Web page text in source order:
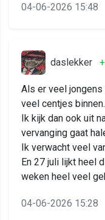
04-06-2026 15:48
daslekker
Als er veel
veel centjes binnen.
Ik kijk dan ook uit
vervanging gaat
Ik verwacht veel
En 27 juli lijkt heel
weken heel veel
04-06-2026 15:28